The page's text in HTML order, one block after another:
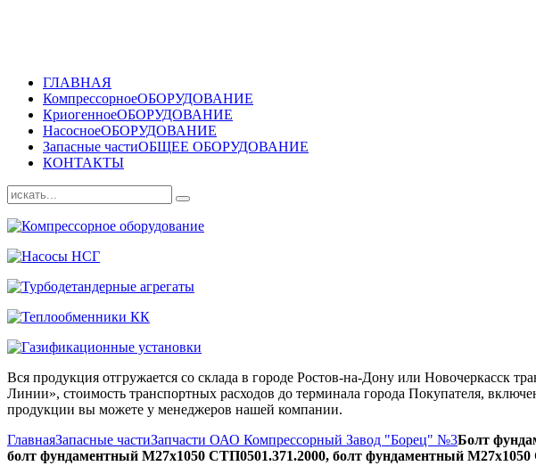
ГЛАВНАЯ
КомпрессорноеОБОРУДОВАНИЕ
КриогенноеОБОРУДОВАНИЕ
НасосноеОБОРУДОВАНИЕ
Запасные частиОБЩЕЕ ОБОРУДОВАНИЕ
КОНТАКТЫ
Вся продукция отгружается со склада в городе Ростов-на-Дону или Новочеркасск
Линии», стоимость транспортных расходов до терминала города Покупателя,
продукции вы можете у менеджеров нашей компании.
ГлавнаяЗапасные частиЗапчасти ОАО Компрессорный Завод "Борец" №3Болт
болт фундаментный М27х1050 СТП0501.371.2000, болт фундаментный М27х1050